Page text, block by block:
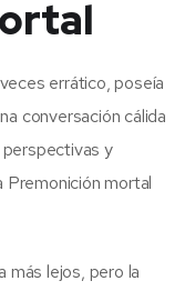
errático, poseía
conversación cálida
y
mortal
más lejos, pero la